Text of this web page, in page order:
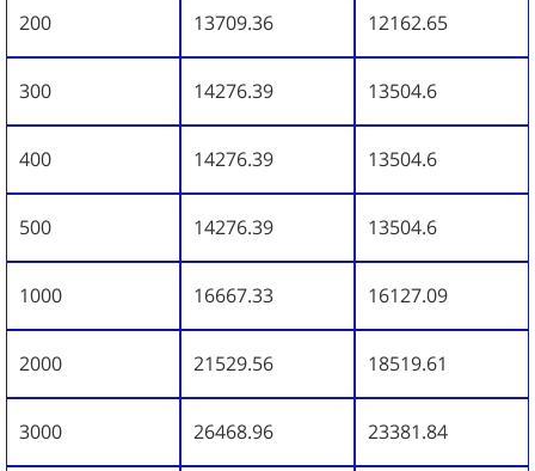
200 13709.36 12162.65
300 14276.39 13504.6
400 14276.39 13504.6
500 14276.39 13504.6
1000 16667.33 16127.09
2000 21529.56 18519.61
3000 26468.96 23381.84